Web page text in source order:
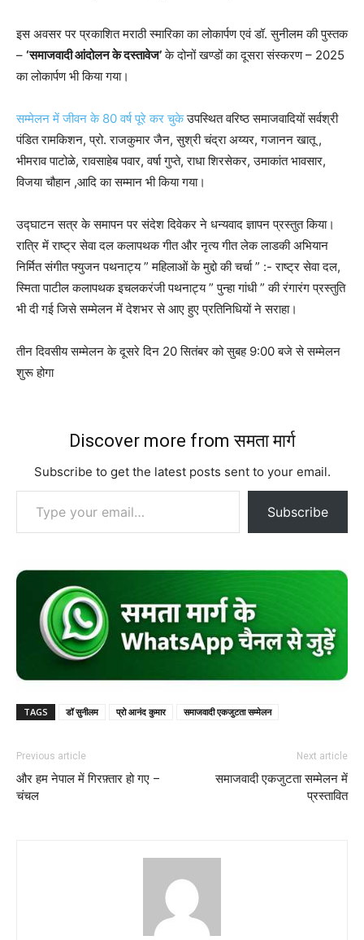
इस अवसर पर प्रकाशित मराठी स्‍मारिका का लोकार्पण एवं डॉ. सुनीलम की पुस्तक
– ‘समाजवादी आंदोलन के दस्तावेज’के दोनों खण्डों का दूसरा संस्करण – 2025
का लोकार्पण भी किया गया।
सम्मेलन में जीवन के 80 वर्ष पूरे कर चुकेउपस्थित वरिष्ठ समाजवादियों सर्वश्री
पंडित रामकिशन, प्रो. राजकुमार जैन, सुश्री चंद्रा अय्यर, गजानन खातू ,
भीमराव पाटोळे, रावसाहेब पवार, वर्षा गुप्ते, राधा शिरसेकर, उमाकांत भावसार,
विजया चौहान ,आदि का सम्मान भी किया गया।
उद्घाटन सत्र के समापन पर संदेश दिवेकर ने धन्यवाद ज्ञापन प्रस्तुत किया।
रात्रि में राष्ट्र सेवा दल कलापथक गीत और नृत्य गीत लेक लाडकी अभियान
निर्मित संगीत फ्युजन पथनाट्य ” महिलाओं के मुद्दो की चर्चा ” :- राष्ट्र सेवा दल,
स्मिता पाटील कलापथक इचलकरंजी पथनाट्य ” पुन्हा गांधी ” की रंगारंग प्रस्तुति
भी दी गई जिसे सम्मेलन में देशभर से आए हुए प्रतिनिधियों ने सराहा।
तीन दिवसीय सम्मेलन के दूसरे दिन 20 सितंबर को सुबह 9:00 बजे से सम्मेलन
शुरू होगा
Discover more from समता मार्ग
Subscribe to get the latest posts sent to your email.
Type your email…
Subscribe
TAGS डॉ सुनीलम प्रो आनंद कुमार समाजवादी एकजुटता सम्मेलन
Previous article
और हम नेपाल में गिरफ़्तार हो गए –
चंचल
Next article
समाजवादी एकजुटता सम्मेलन में
प्रस्तावित